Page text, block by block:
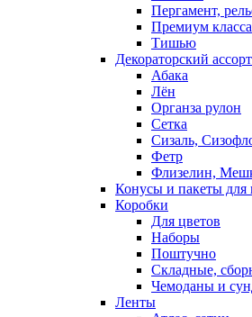
Пергамент,
Премиум класса
Тишью
Декораторский
Абака
Лён
Органза рулон
Сетка
Сизаль,
Фетр
Флизелин,
Конусы и пакеты для
Коробки
Для цветов
Наборы
Поштучно
Складные,
Чемоданы и
Ленты